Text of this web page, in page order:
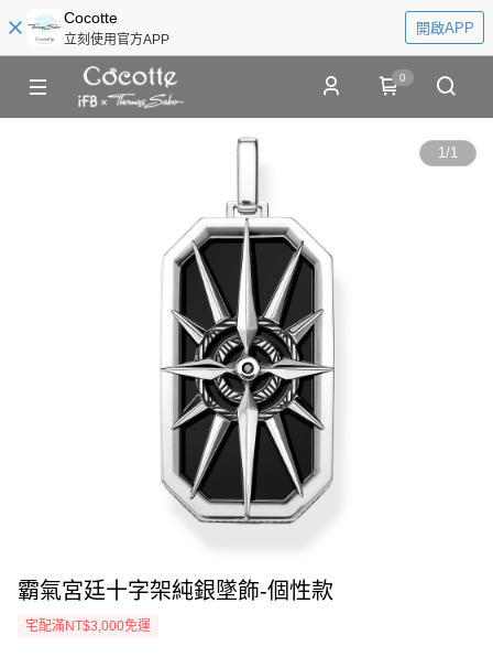
Cocotte
立刻使用官方APP
開啟APP
0
1/1
霸氣宮廷十字架純銀墜飾-個性款
宅配滿NT$3,000免運